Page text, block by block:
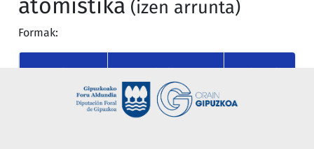
atomistika (izen arrunta)
Formak:
KASUA MUGAGABEA MUGATU
atomistika